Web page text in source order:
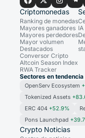
Criptomonedas
Ranking de monedas
Mayores ganadores
Mayores perdedores
Mayor volumen
Destacados
Conversor Cripto
Altcoin Season Index
RWA Tracker
IA
Sectores en tendencia
OpenServ Ecosystem
Tokenized Assets
ERC 404 +52.9%
Pons Launchpad
Crypto Noticias